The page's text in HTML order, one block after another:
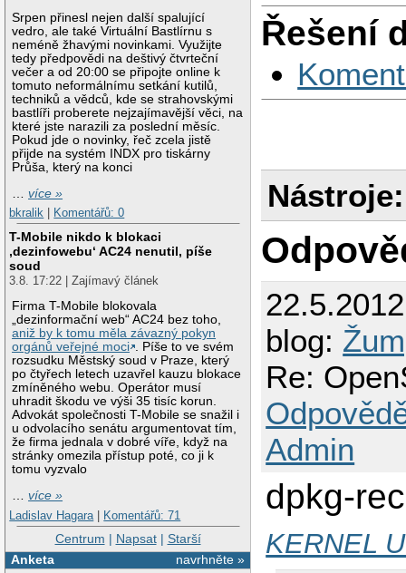
Srpen přinesl nejen další spalující
vedro, ale také Virtuální Bastlírnu s
neméně žhavými novinkami. Využijte
tedy předpovědi na deštivý čtvrteční
večer a od 20:00 se připojte online k
tomuto neformálnímu setkání kutilů,
techniků a vědců, kde se strahovskými
bastlíři proberete nejzajímavější věci, na
které jste narazili za poslední měsíc.
Pokud jde o novinky, řeč zcela jistě
přijde na systém INDX pro tiskárny
Průša, který na konci
…více »
bkralik
Komentářů: 0
T-Mobile nikdo k blokaci
‚dezinfowebu‘ AC24 nenutil, píše
soud
3.8. 17:22 | Zajímavý článek
Firma T-Mobile blokovala
„dezinformační web“ AC24 bez toho,
aniž by k tomu měla závazný pokyn
orgánů veřejné moci . Píše to ve svém
rozsudku Městský soud v Praze, který
po čtyřech letech uzavřel kauzu blokace
zmíněného webu. Operátor musí
uhradit škodu ve výši 35 tisíc korun.
Advokát společnosti T-Mobile se snažil i
u odvolacího senátu argumentovat tím,
že firma jednala v dobré víře, když na
stránky omezila přístup poté, co ji k
tomu vyzvalo
…více »
Ladislav Hagara | Komentářů: 71
Centrum | Napsat| Starší
navrhněte »
Anketa
Řešení
Nástroje:
blog:
Re:
Admin
dpkg-
KERNEL